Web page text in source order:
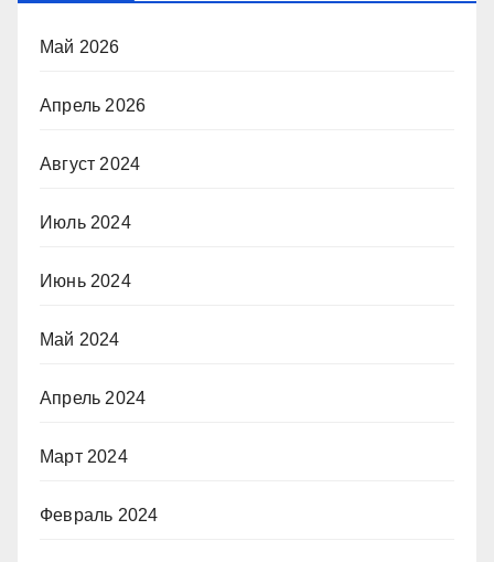
Май 2026
Апрель 2026
Август 2024
Июль 2024
Июнь 2024
Май 2024
Апрель 2024
Март 2024
Февраль 2024